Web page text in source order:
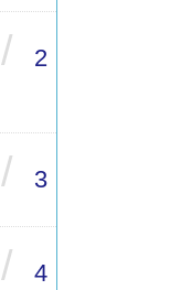
/ 2
/ 3
/ 4